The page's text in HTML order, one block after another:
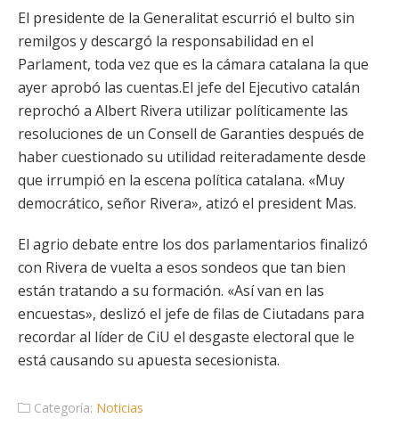
El presidente de la Generalitat escurrió el bulto sin
remilgos y descargó la responsabilidad en el
Parlament, toda vez que es la cámara catalana la que
ayer aprobó las cuentas.El jefe del Ejecutivo catalán
reprochó a Albert Rivera utilizar políticamente las
resoluciones de un Consell de Garanties después de
haber cuestionado su utilidad reiteradamente desde
que irrumpió en la escena política catalana. «Muy
democrático, señor Rivera», atizó el president Mas.
El agrio debate entre los dos parlamentarios finalizó
con Rivera de vuelta a esos sondeos que tan bien
están tratando a su formación. «Así van en las
encuestas», deslizó el jefe de filas de Ciutadans para
recordar al líder de CiU el desgaste electoral que le
está causando su apuesta secesionista.
Categoría: Noticias